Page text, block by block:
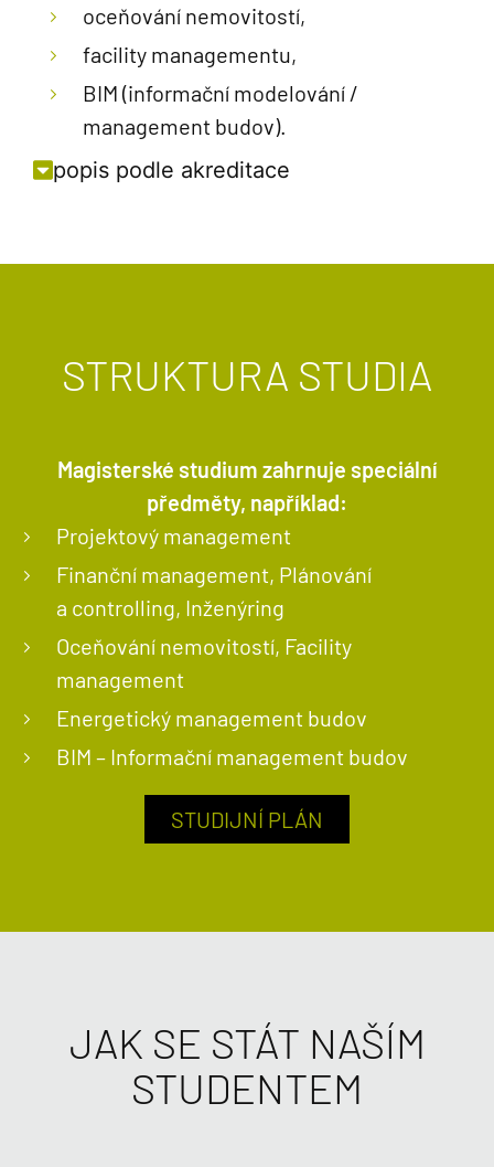
oceňování nemovitostí,
facility managementu,
BIM (informační modelování /
management budov).
popis podle akreditace
STRUKTURA STUDIA
Magisterské studium zahrnuje speciální
předměty, například:
Projektový management
Finanční management, Plánování
a controlling, Inženýring
Oceňování nemovitostí, Facility
management
Energetický management budov
BIM – Informační management budov
STUDIJNÍ PLÁN
JAK SE STÁT NAŠÍM
STUDENTEM